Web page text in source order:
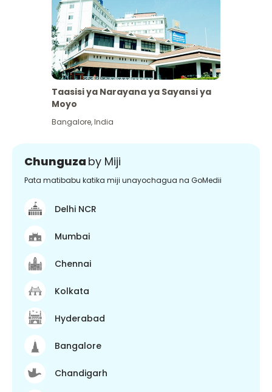
Taasisi ya Narayana ya Sayansi ya
Moyo
Bangalore,India
Chunguza by Miji
Pata matibabu katika miji unayochagua na GoMedii
Delhi NCR
Mumbai
Chennai
Kolkata
Hyderabad
Bangalore
Chandigarh